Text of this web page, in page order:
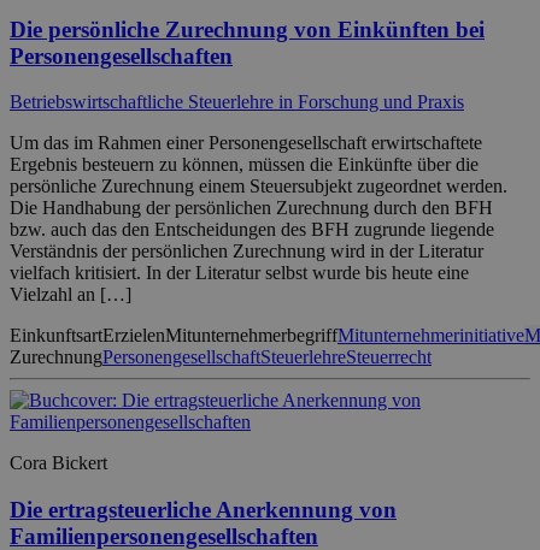
Die persönliche Zurechnung von Einkünften bei
Personengesellschaften
Betriebswirtschaftliche Steuerlehre in Forschung und Praxis
Um das im Rahmen einer Personengesellschaft erwirtschaftete
Ergebnis besteuern zu können, müssen die Einkünfte über die
persönliche Zurechnung einem Steuersubjekt zugeordnet werden.
Die Handhabung der persönlichen Zurechnung durch den BFH
bzw. auch das den Entscheidungen des BFH zugrunde liegende
Verständnis der persönlichen Zurechnung wird in der Literatur
vielfach kritisiert. In der Literatur selbst wurde bis heute eine
Vielzahl an […]
EinkunftsartErzielenMitunternehmerbegriffMitunternehmerinitiative
ZurechnungPersonengesellschaftSteuerlehreSteuerrecht
Cora Bickert
Die ertragsteuerliche Anerkennung von
Familienpersonengesellschaften